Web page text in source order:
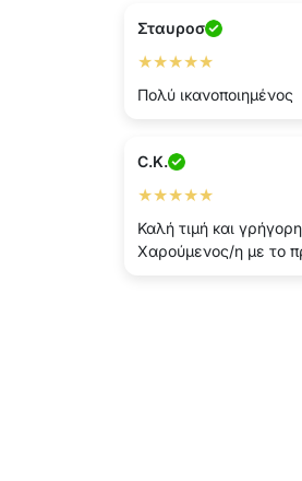
Σταυροσ
★★★★★
Πολύ ικανοποιημένος
C.K.
★★★★★
Καλή τιμή και
Χαρούμενος/η με το